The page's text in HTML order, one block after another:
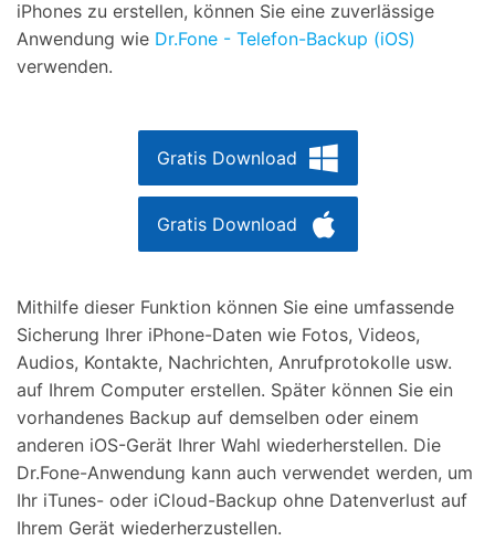
iPhones zu erstellen, können Sie eine zuverlässige
Anwendung wie Dr.Fone - Telefon-Backup (iOS)
verwenden.
Gratis Download
Gratis Download
Mithilfe dieser Funktion können Sie eine umfassende
Sicherung Ihrer iPhone-Daten wie Fotos, Videos,
Audios, Kontakte, Nachrichten, Anrufprotokolle usw.
auf Ihrem Computer erstellen. Später können Sie ein
vorhandenes Backup auf demselben oder einem
anderen iOS-Gerät Ihrer Wahl wiederherstellen. Die
Dr.Fone-Anwendung kann auch verwendet werden, um
Ihr iTunes- oder iCloud-Backup ohne Datenverlust auf
Ihrem Gerät wiederherzustellen.